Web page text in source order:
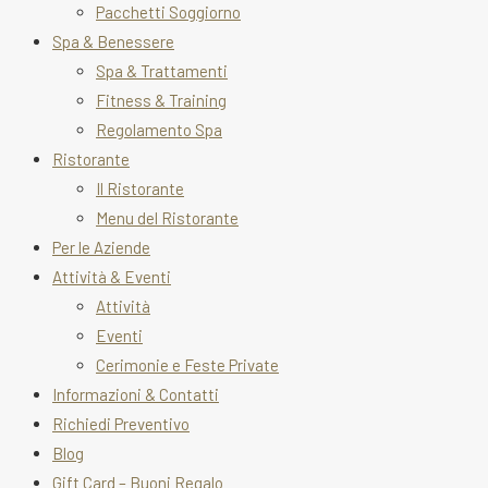
Pacchetti Soggiorno
Spa & Benessere
Spa & Trattamenti
Fitness & Training
Regolamento Spa
Ristorante
Il Ristorante
Menu del Ristorante
Per le Aziende
Attività & Eventi
Attività
Eventi
Cerimonie e Feste Private
Informazioni & Contatti
Richiedi Preventivo
Blog
Gift Card – Buoni Regalo